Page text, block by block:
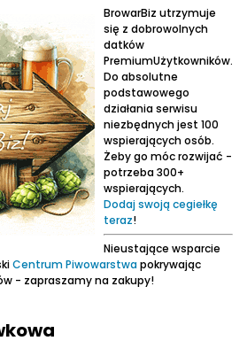
BrowarBiz utrzymuje
się z dobrowolnych
datków
PremiumUżytkowników.
Do absolutne
podstawowego
działania serwisu
niezbędnych jest 100
wspierających osób.
Żeby go móc rozwijać -
potrzeba 300+
wspierających.
Dodaj swoją cegiełkę
teraz!
Nieustające wsparcie
Centrum Piwowarstwapokrywając
- zapraszamy na zakupy!